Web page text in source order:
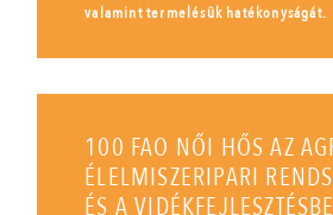
valamint termelésük hatékonyságát.
100 FAO NŐI HŐS AZ
ÉLELMISZERIPARI
ÉS A